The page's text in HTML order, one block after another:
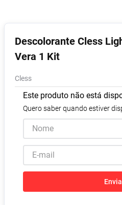
Descolorante Cless
Vera 1 Kit
Cless
Este produto não está
Quero saber quando estiver
9
10º Vitamina D